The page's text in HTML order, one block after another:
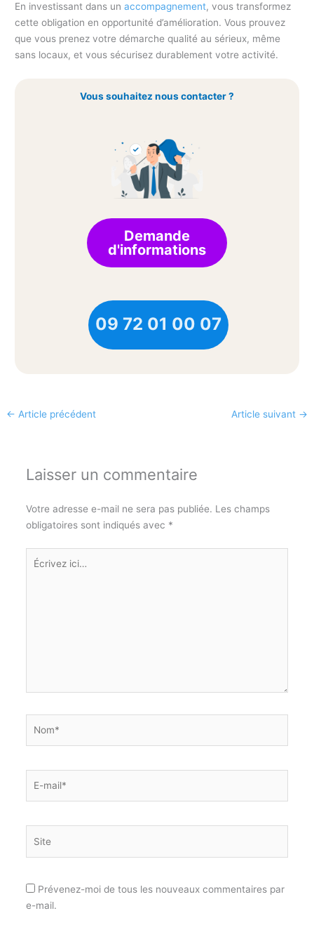
En investissant dans unaccompagnement, vous transformez
cette obligation en opportunité d’amélioration. Vous prouvez
que vous prenez votre démarche qualité au sérieux, même
sans locaux, et vous sécurisez durablement votre activité.
Vous souhaitez nous contacter ?
Demande
d'informations
09 72 01 00 07
← Article précédent Article suivant →
Laisser un commentaire
Votre adresse e-mail ne sera pas publiée. Les champs
obligatoires sont indiqués avec *
Écrivez
ici…
Prévenez-moi de tous les nouveaux commentaires par
e-mail.